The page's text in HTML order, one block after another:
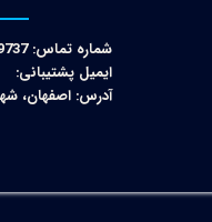
شماره تماس: 09133369737
ایمیل پشتیبانی:
آدرس: اصفهان،